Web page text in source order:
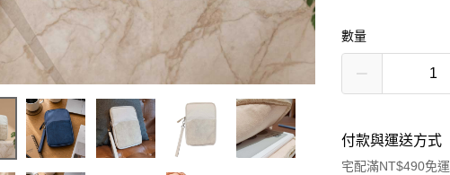
數量
付款與運送方式
宅配滿NT$490免運